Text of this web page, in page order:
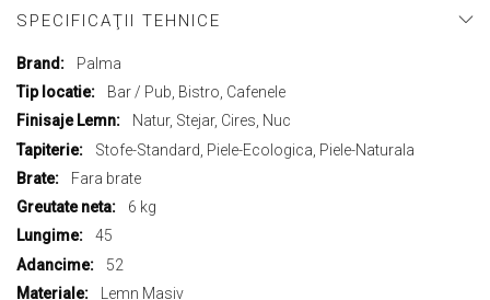
SPECIFICAŢII TEHNICE
Mai
multe
Palma
Bar / Pub, Bistro, Cafenele
Natur, Stejar, Cires, Nuc
Stofe-Standard, Piele-Ecologica, Piele-Naturala
Fara brate
6 kg
45
52
Lemn Masiv